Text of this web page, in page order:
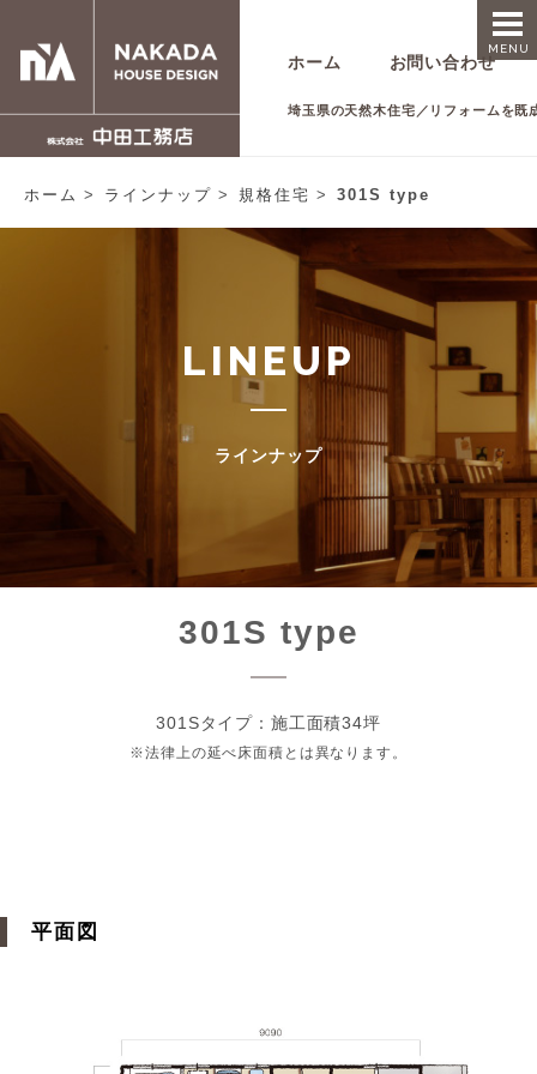
MENU
埼玉県の天然木住宅／リフォームを既
ホーム お問い合わせ
ホーム ラインナップ 規格住宅 301S type
LINEUP
ラインナップ
301S type
301Sタイプ：施工面積34坪
※法律上の延べ床面積とは異なります。
平面図